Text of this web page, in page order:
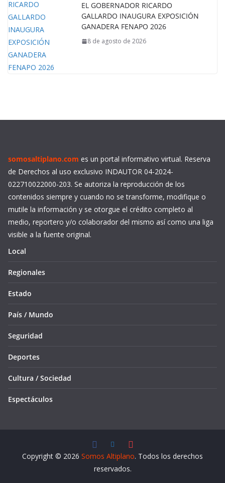
EL GOBERNADOR RICARDO
GALLARDO INAUGURA EXPOSICIÓN
GANADERA FENAPO 2026
8 de agosto de 2026
somosaltiplano.com es un portal informativo virtual. Reserva
de Derechos al uso exclusivo INDAUTOR 04-2024-
022710022000-203. Se autoriza la reproducción de los
contenidos siempre y cuando no se transforme, modifique o
mutile la información y se otorgue el crédito completo al
medio, reportero y/o colaborador del mismo así como una liga
visible a la fuente original.
Local
Regionales
Estado
País / Mundo
Seguridad
Deportes
Cultura / Sociedad
Espectáculos
Copyright © 2026 Somos Altiplano. Todos los derechos
reservados.